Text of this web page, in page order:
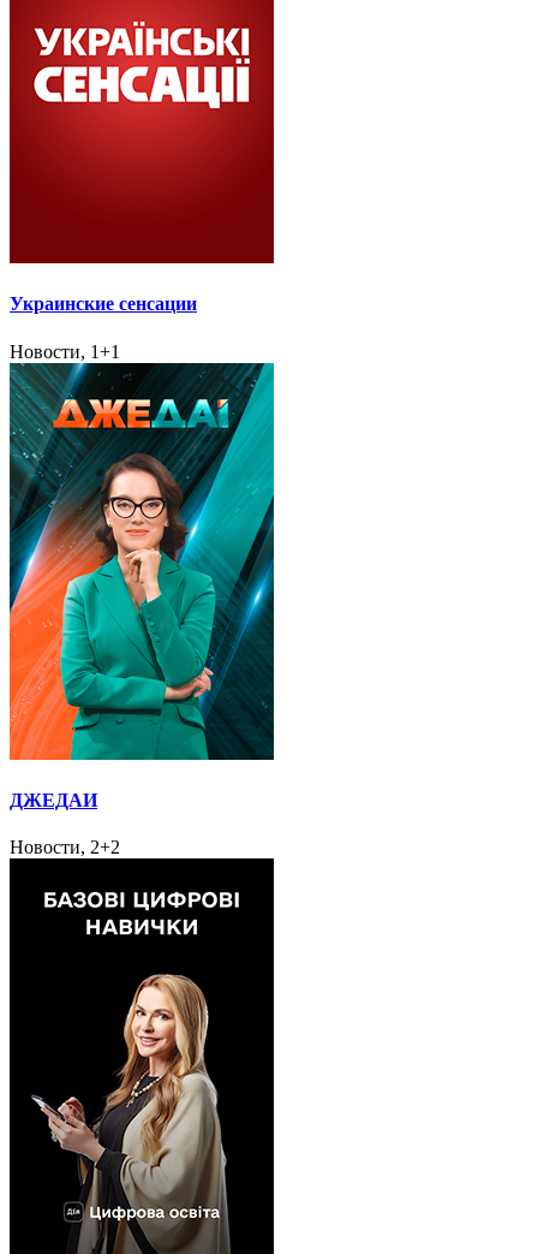
Украинские сенсации
Новости, 1+1
ДЖЕДАИ
Новости, 2+2